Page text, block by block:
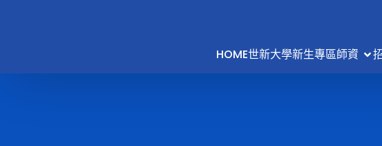
HOME世新大學新生專區師資